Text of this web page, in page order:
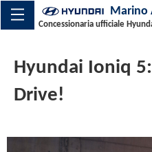
Marino
Concessionaria ufficiale
Hyundai Ioniq
Drive!